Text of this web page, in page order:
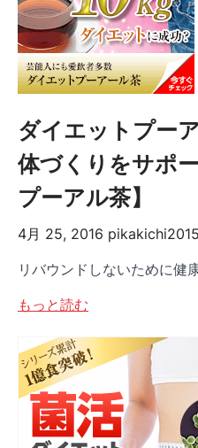
ダイエットプー
体づくりをサポ
プーアル茶】
4月 25, 2016 pikakichi2015
リバウンドしないために健
もっと読む